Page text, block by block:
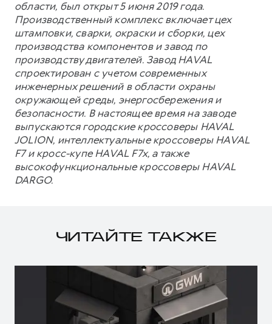
области, был открыт 5 июня 2019 года.
Производственный комплекс включает цех
штамповки, сварки, окраски и сборки, цех
производства компонентов и завод по
производству двигателей. Завод HAVAL
спроектирован с учетом современных
инженерных решений в области охраны
окружающей среды, энергосбережения и
безопасности. В настоящее время на заводе
выпускаются городские кроссоверы HAVAL
JOLION, интеллектуальные кроссоверы HAVAL
F7 и кросс-купе HAVAL F7x, а также
высокофункциональные кроссоверы HAVAL
DARGO.
ЧИТАЙТЕ ТАКЖЕ